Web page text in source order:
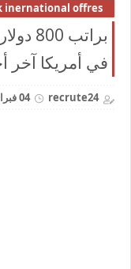
inernational offres
في أمريكا آخر أجل 30
recrute24 04 فبراير 2024